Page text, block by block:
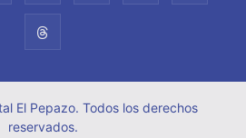
El Pepazo. Todos los derechos
reservados.